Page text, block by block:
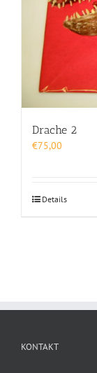
Drache 2
€75,00
Details
KONTAKT